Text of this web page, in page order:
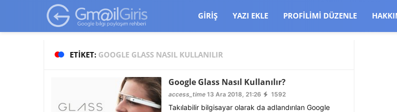
google-site-verification=vqSI0upH550kabR5X8xpjMYieaXmuBueYgCJBW3uetM
GIRIŞ YAZI EKLE PROFILIMI DÜZENLE
ETIKET: GOOGLE GLASS NASIL KULLANILIR
Google Glass Nasıl Kullanılır?
access_time 13 Ara 2018, 21:26 1592
Takılabilir bilgisayar olarak da adlandırılan Google